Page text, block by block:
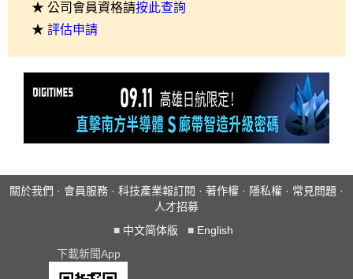
★ 公司會員資格請按此查詢
★ 評估申請
關於我們 · 會員服務 · 科技產業報訂閱 · 著作權 · 隱私權 · 常見問題 ·
人才招募
■ 中文简体版 ■ English
下載新聞App